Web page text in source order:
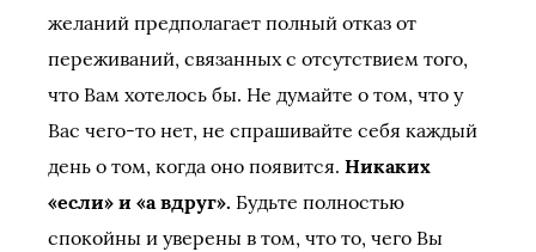
желаний предполагает полный отказ от
переживаний, связанных с отсутствием того,
что Вам хотелось бы. Не думайте о том, что у
Вас чего-то нет, не спрашивайте себя каждый
день о том, когда оно появится. Никаких
«если» и «а вдруг». Будьте полностью
спокойны и уверены в том, что то, чего Вы